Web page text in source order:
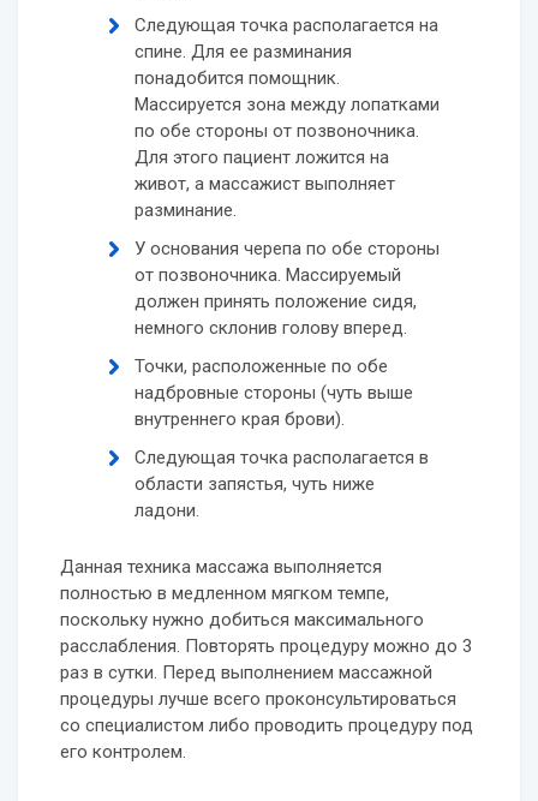
Следующая точка располагается на
спине. Для ее разминания
понадобится помощник.
Массируется зона между лопатками
по обе стороны от позвоночника.
Для этого пациент ложится на
живот, а массажист выполняет
разминание.
У основания черепа по обе стороны
от позвоночника. Массируемый
должен принять положение сидя,
немного склонив голову вперед.
Точки, расположенные по обе
надбровные стороны (чуть выше
внутреннего края брови).
Следующая точка располагается в
области запястья, чуть ниже
ладони.
Данная техника массажа выполняется
полностью в медленном мягком темпе,
поскольку нужно добиться максимального
расслабления. Повторять процедуру можно до 3
раз в сутки. Перед выполнением массажной
процедуры лучше всего проконсультироваться
со специалистом либо проводить процедуру под
его контролем.